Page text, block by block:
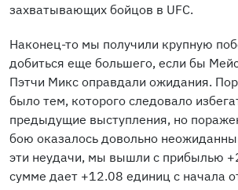
захватывающих бойцов в UFC.
Наконец-то мы получили крупную
добиться еще большего, если бы
Пэтчи Микс оправдали ожидания.
было тем, которого следовало
предыдущие выступления, но
бою оказалось довольно
эти неудачи, мы вышли с прибылью
сумме дает +12.08 единиц с начала